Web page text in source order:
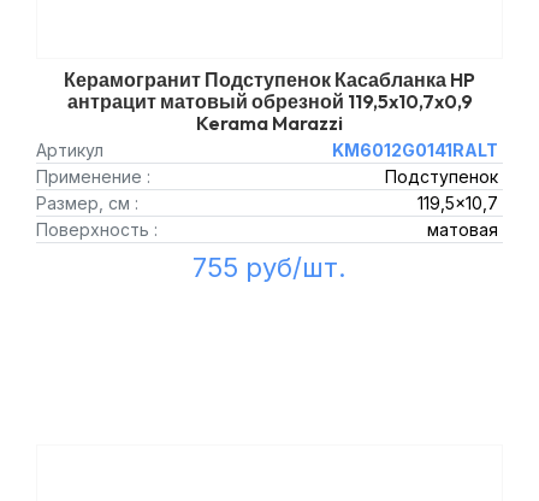
Керамогранит Подступенок Касабланка HP
антрацит матовый обрезной 119,5x10,7x0,9
Kerama Marazzi
Артикул
KM6012G0141RALT
Применение :
Подступенок
Размер, см :
119,5x10,7
Поверхность :
матовая
755 руб/шт.